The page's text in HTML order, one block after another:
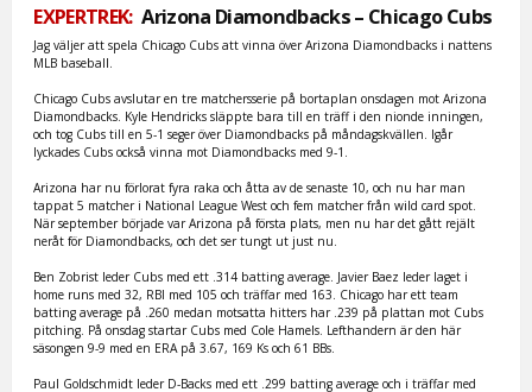
EXPERTREK:Arizona Diamondbacks – Chicago Cubs
Jag väljer att spela Chicago Cubs att vinna över Arizona Diamondbacks i nattens
MLB baseball.
Chicago Cubs avslutar en tre matchersserie på bortaplan onsdagen mot Arizona
Diamondbacks. Kyle Hendricks släppte bara till en träff i den nionde inningen,
och tog Cubs till en 5-1 seger över Diamondbacks på måndagskvällen. Igår
lyckades Cubs också vinna mot Diamondbacks med 9-1.
Arizona har nu förlorat fyra raka och åtta av de senaste 10, och nu har man
tappat 5 matcher i National League West och fem matcher från wild card spot.
När september började var Arizona på första plats, men nu har det gått rejält
neråt för Diamondbacks, och det ser tungt ut just nu.
Ben Zobrist leder Cubs med ett .314 batting average. Javier Baez leder laget i
home runs med 32, RBI med 105 och träffar med 163. Chicago har ett team
batting average på .260 medan motsatta hitters har .239 på plattan mot Cubs
pitching. På onsdag startar Cubs med Cole Hamels. Lefthandern är den här
säsongen 9-9 med en ERA på 3.67, 169 Ks och 61 BBs.
Paul Goldschmidt leder D-Backs med ett .299 batting average och i träffar med